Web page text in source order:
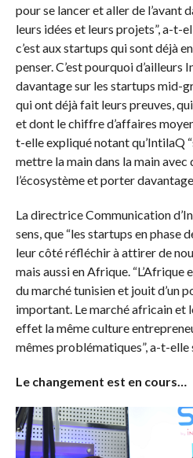
pour se lancer et aller de l’avant
leurs idées et leurs projets”, a-t-
c’est aux startups qui sont déjà
penser. C’est pourquoi d’ailleurs
davantage sur les startups mid-
qui ont déjà fait leurs preuves,
et dont le chiffre d’affaires
t-elle expliqué notant qu’IntilaQ
mettre la main dans la main avec
l’écosystème et porter
La directrice Communication
sens, que “les startups en phase
leur côté réfléchir à attirer de
mais aussi en Afrique. “L’Afrique
du marché tunisien et jouit d’un
important. Le marché africain et
effet la même culture
mêmes problématiques”, a-t-elle
Le changement est en cours…